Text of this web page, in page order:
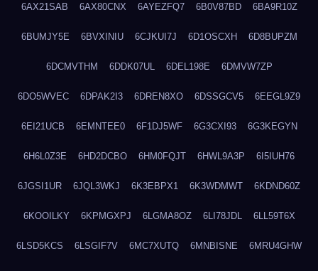
6AX21SAB 6AX80CNX 6AYEZFQ7 6B0V87BD 6BA9R10Z
6BUMJY5E 6BVXINIU 6CJKUI7J 6D1OSCXH 6D8BUPZM
6DCMVTHM 6DDK07UL 6DEL198E 6DMVW7ZP
6DO5WVEC 6DPAK2I3 6DREN8XO 6DSSGCV5 6EEGL9Z9
6EI21UCB 6EMNTEE0 6F1DJ5WF 6G3CXI93 6G3KEGYN
6H6L0Z3E 6HD2DCBO 6HM0FQJT 6HWL9A3P 6I5IUH76
6JGSI1UR 6JQL3WKJ 6K3EBPX1 6K3WDMWT 6KDND60Z
6KOOILKY 6KPMGXPJ 6LGMA8OZ 6LI78JDL 6LL59T6X
6LSD5KCS 6LSGIF7V 6MC7XUTQ 6MNBISNE 6MRU4GHW